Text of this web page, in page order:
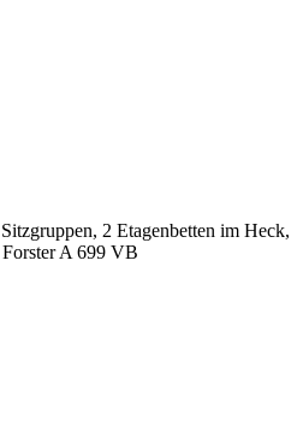
2 Etagenbetten im Heck,
A 699 VB